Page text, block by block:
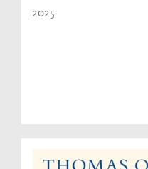
2025